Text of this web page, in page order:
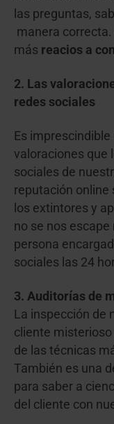
las preguntas,
manera correcta.
más reacios a
2. Las
redes sociales
Es
valoraciones que
sociales de
reputación online
los extintores y
no se nos
persona
sociales las 24
3. Auditorías de
La inspección de
cliente
de las técnicas
También es una
para saber a
del cliente con